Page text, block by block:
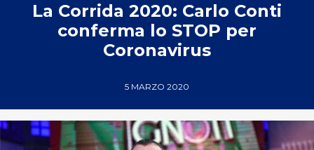
La Corrida 2020: Carlo Conti
conferma lo STOP per
Coronavirus
5 MARZO 2020